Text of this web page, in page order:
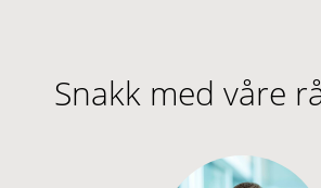
Snakk med våre